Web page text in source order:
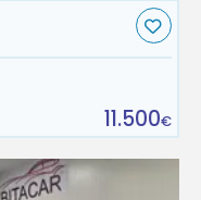
11.500€